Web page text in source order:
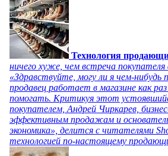
Технология
ничего хуже, чем встреча покупателя
«Здравствуйте, могу ли я чем-нибудь
продавец работает в магазине как
помогать. Критикуя этот
покупателем, Андрей Чиркарев,
эффективным продажам и
экономика», делится с читателями
технологией по-настоящему